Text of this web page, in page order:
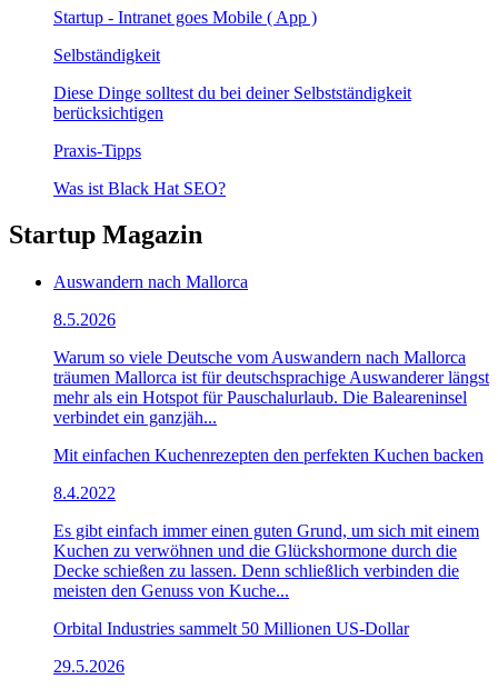
Startup - Intranet goes Mobile ( App )
Selbständigkeit
Diese Dinge solltest du bei deiner Selbstständigkeit
berücksichtigen
Praxis-Tipps
Was ist Black Hat SEO?
Startup Magazin
Auswandern nach Mallorca
8.5.2026
Warum so viele Deutsche vom Auswandern nach Mallorca
träumen Mallorca ist für deutschsprachige Auswanderer längst
mehr als ein Hotspot für Pauschalurlaub. Die Baleareninsel
verbindet ein ganzjäh...
Mit einfachen Kuchenrezepten den perfekten Kuchen backen
8.4.2022
Es gibt einfach immer einen guten Grund, um sich mit einem
Kuchen zu verwöhnen und die Glückshormone durch die
Decke schießen zu lassen. Denn schließlich verbinden die
meisten den Genuss von Kuche...
Orbital Industries sammelt 50 Millionen US-Dollar
29.5.2026